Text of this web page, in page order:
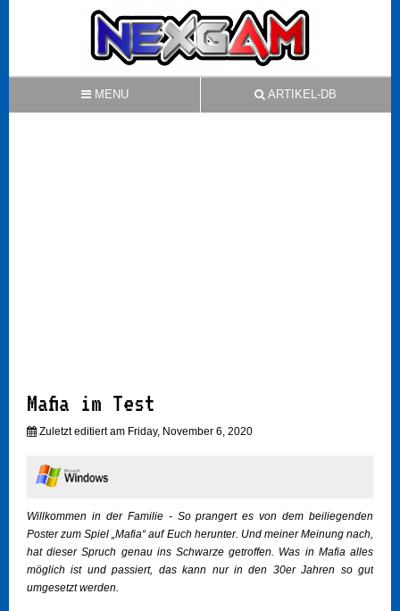
MENU ARTIKEL-DB
Mafia im Test
Zuletzt editiert am Friday, November 6, 2020
Willkommen in der Familie - So prangert es von dem beiliegenden
Poster zum Spiel „Mafia“ auf Euch herunter. Und meiner Meinung nach,
hat dieser Spruch genau ins Schwarze getroffen. Was in Mafia alles
möglich ist und passiert, das kann nur in den 30er Jahren so gut
umgesetzt werden.